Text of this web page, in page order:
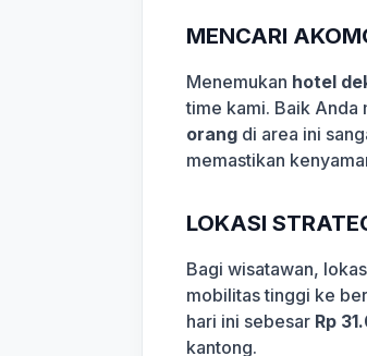
MENCARI
Menemukan hotel
time kami. Baik Anda
orang di area ini
memastikan
LOKASI
Bagi wisatawan,
mobilitas tinggi ke
hari ini sebesar Rp
kantong.